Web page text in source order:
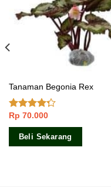
Tanaman Begonia Rex
Dinilai
4.00dari
Rp 70.000
Beli Sekarang